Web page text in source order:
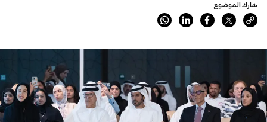
شارك الموضوع